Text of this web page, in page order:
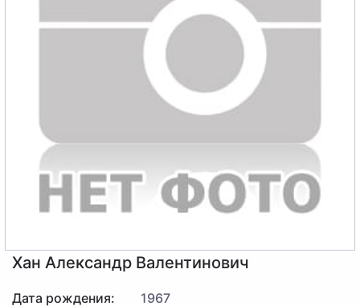
Хан Александр Валентинович
Дата рождения:
1967